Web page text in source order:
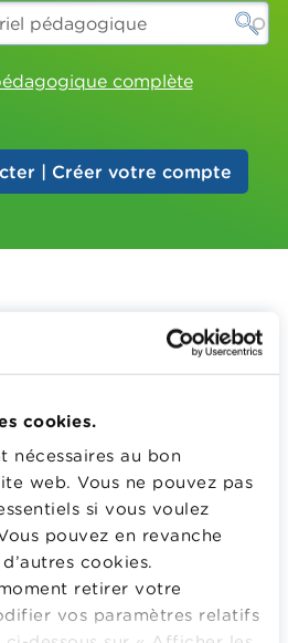
cookies.
nécessaires au bon
web. Vous ne pouvez pas
si vous voulez
pouvez en revanche
cookies.
retirer votre
vos paramètres relatifs
complète
| Créer votre compte
Fraude
une fraude
CONSULTER GRATUITEMENT
CONNECTEZ-VOUS OU